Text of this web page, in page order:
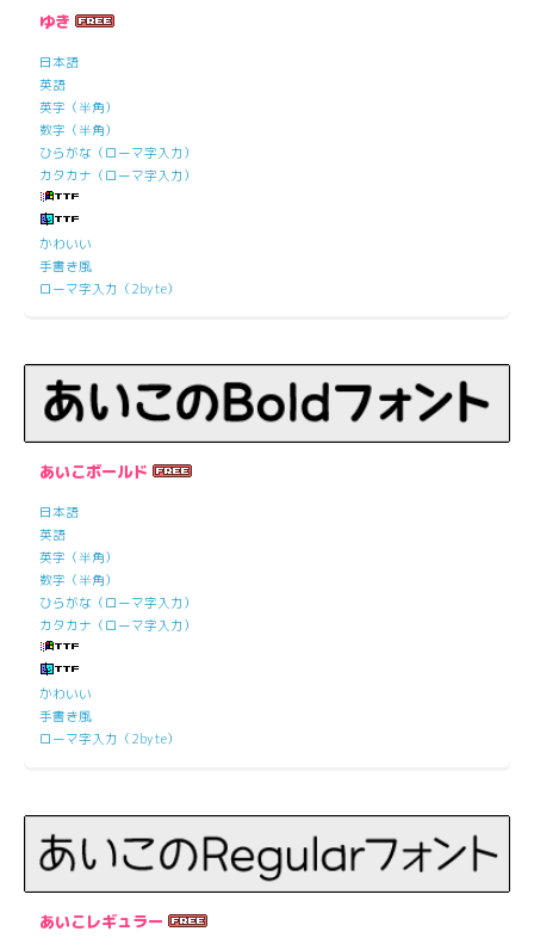
ゆき
日本語
英語
英字（半角）
数字（半角）
ひらがな（ローマ字入力）
カタカナ（ローマ字入力）
かわいい
手書き風
ローマ字入力（2byte）
あいこボールド
日本語
英語
英字（半角）
数字（半角）
ひらがな（ローマ字入力）
カタカナ（ローマ字入力）
かわいい
手書き風
ローマ字入力（2byte）
あいこレギュラー